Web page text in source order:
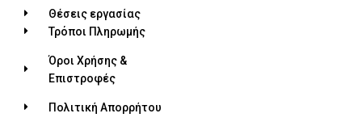
Θέσεις εργασίας
Τρόποι Πληρωμής
Όροι Χρήσης &
Επιστροφές
Πολιτική Απορρήτου